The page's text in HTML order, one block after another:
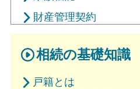
財産管理契約
相続の基礎知識
戸籍とは